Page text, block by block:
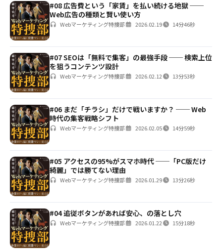
#08 広告費という「家賃」を払い続ける地獄 ──
Web広告の種類と賢い使い方
Webマーケティング特捜部 2026.02.19 14分46秒
#07 SEOは「無料で集客」の最強手段 ── 検索上位
を狙うコンテンツ設計
Webマーケティング特捜部 2026.02.12 13分53秒
#06 まだ「チラシ」だけで戦いますか？ ── Web
時代の集客戦略シフト
Webマーケティング特捜部 2026.02.05 14分59秒
#05 アクセスの95%がスマホ時代 ──「PC版だけ
綺麗」では勝てない理由
Webマーケティング特捜部 2026.01.29 13分26秒
#04 追従ボタンがあれば安心、の落とし穴
Webマーケティング特捜部 2026.01.22 15分18秒